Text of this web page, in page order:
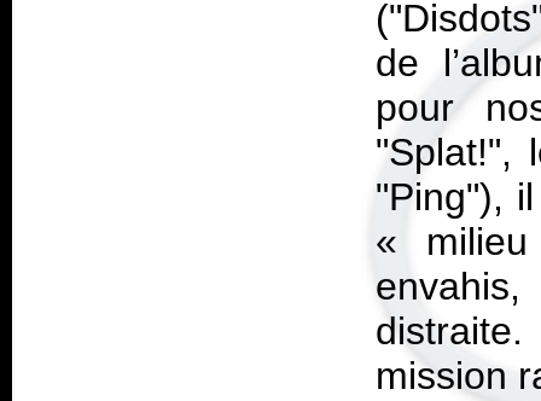
de
pour
"Splat!",
"Ping"),
«
distraite.
mission